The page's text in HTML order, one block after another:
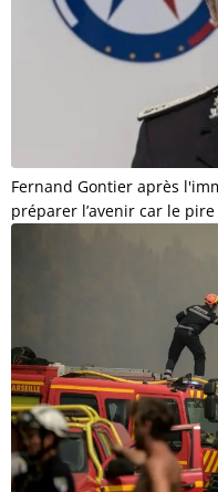
Fernand Gontier après
préparer l’avenir car le